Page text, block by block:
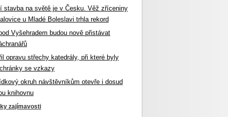
stavba na světě je v Česku. Věž zříceniny
u Mladé Boleslavi trhla rekord
Vyšehradem budou nově přistávat
opravu střechy katedrály, při které byly
se vzkazy
okruh návštěvníkům otevře i dosud
knihovnu
zajímavosti